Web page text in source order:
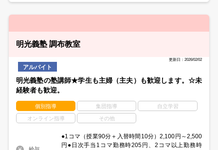
明光義塾 調布教室
更新日：2026/02/02
アルバイト
明光義塾の塾講師★学生も主婦（主夫）も歓迎します。☆未
経験者も歓迎。
個別指導 集団指導 自立学習
オンライン指導 その他
●1コマ（授業90分＋入替時間10分）2,100円～2,500
円●日次手当1コマ勤務時205円、2コマ以上勤務時